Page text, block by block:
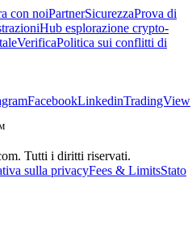
con noiPartnerSicurezzaProva di
Hub esplorazione crypto-
VerificaPolitica sui conflitti di
FacebookLinkedinTradingView
Tutti i diritti riservati.
sulla privacyFees & LimitsStato